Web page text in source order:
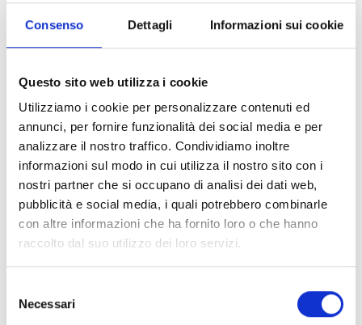
Consenso Dettagli Informazioni sui cookie
Questo sito web utilizza i cookie
Utilizziamo i cookie per personalizzare contenuti ed
annunci, per fornire funzionalità dei social media e per
analizzare il nostro traffico. Condividiamo inoltre
informazioni sul modo in cui utilizza il nostro sito con i
nostri partner che si occupano di analisi dei dati web,
pubblicità e social media, i quali potrebbero combinarle
con altre informazioni che ha fornito loro o che hanno
raccolto dal suo utilizzo dei loro servizi.
delNecessari
testimonianze nelle ville e nelle palazzine che fanno da
corona esterna al centro storico. Un patrimonio
critica, un’adeguata attenzione, sia per la sua importanza,
sia per il suo valore estetico e culturale. Il merito del
volume è anche quello di proporre, attraverso un’indagine
svolta attingendo a giornali e pubblicazioni dell’epoca, il
clima nel quale nacque il Liberty lucchese, con
osservazioni sulle condizioni economiche, sociali e
artistiche che determinarono lo sviluppo dell’architettura
cittadina attorno al 1900. Una ricerca arricchita con
l’analisi delle tipologie e degli stili e completata da un
rispettivi committenti: un ventaglio di dati e notizie utili a
valutare e comprendere appieno i fattori che influenzarono